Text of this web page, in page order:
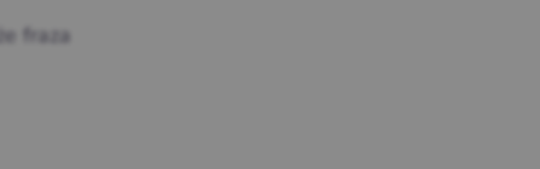
fraza